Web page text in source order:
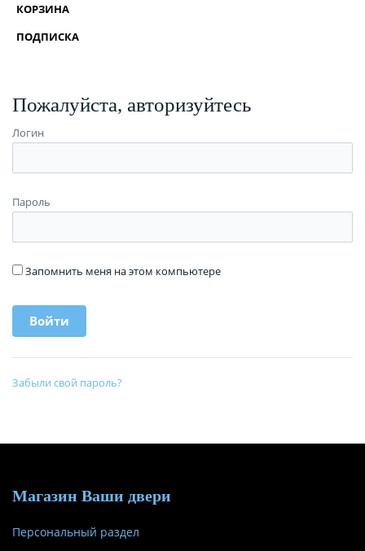
КОРЗИНА
ПОДПИСКА
Пожалуйста, авторизуйтесь
Логин
Пароль
Запомнить меня на этом компьютере
Забыли свой пароль?
Магазин Ваши двери
Персональный раздел